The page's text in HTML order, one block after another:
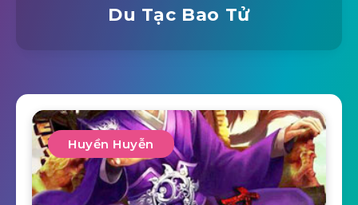
Du Tạc Bao Tử
Huyền Huyễn